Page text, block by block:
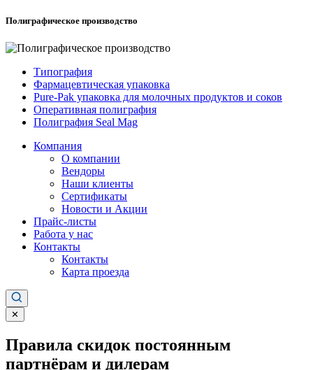
Полиграфическое производство
Типография
Фармацевтическая упаковка
Pure-Pak упаковка для молочных продуктов и соков
Оперативная полиграфия
Полиграфия Seal Mag
Компания
О компании
Вендоры
Наши клиенты
Сертификаты
Новости и Акции
Прайс-листы
Работа у нас
Контакты
Контакты
Карта проезда
✕
Правила скидок постоянным
партнёрам и дилерам